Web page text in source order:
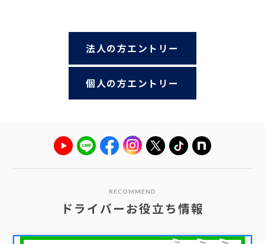
法人の方エントリー
個人の方エントリー
RECOMMEND
ドライバーお役立ち情報